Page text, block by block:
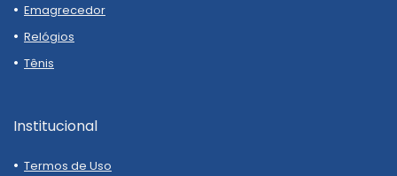
Emagrecedor
Relógios
Tênis
Institucional
Termos de Uso